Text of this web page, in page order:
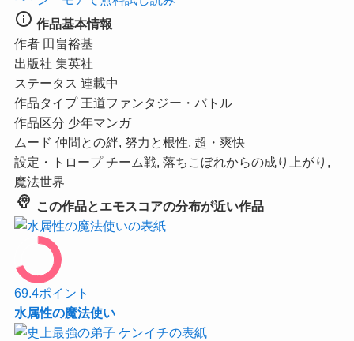
info 作品基本情報
作者 田畠裕基
出版社 集英社
ステータス 連載中
作品タイプ 王道ファンタジー・バトル
作品区分 少年マンガ
ムード 仲間との絆, 努力と根性, 超・爽快
設定・トロープ チーム戦, 落ちこぼれからの成り上がり,
魔法世界
psychology この作品とエモスコアの分布が近い作品
69.4ポイント
水属性の魔法使い